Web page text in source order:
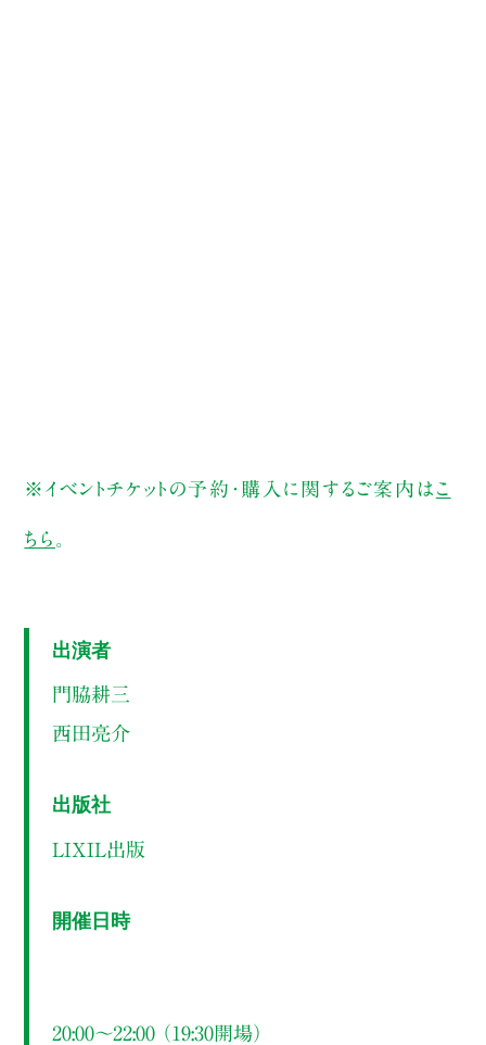
※イベントチケットの予約・購入に関するご案内は こ
ちら
出演者
門脇耕三
西田亮介
出版社
LIXIL出版
開催日時
20:00～22:00 （19:30開場）